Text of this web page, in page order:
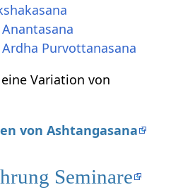
Purvottanasana
Variation von
von Ashtangasana
Seminare